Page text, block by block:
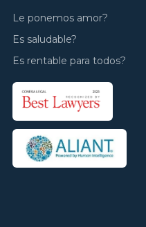
Le ponemos amor?
Es saludable?
Es rentable para todos?